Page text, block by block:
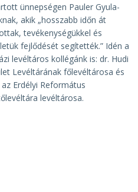
ünnepségen Pauler Gyula-
akik „hosszabb időn át
tevékenységükkel és
fejlődését segítették.” Idén a
levéltáros kollégánk is: dr. Hudi
Levéltárának főlevéltárosa és
Erdélyi Református
levéltárosa.